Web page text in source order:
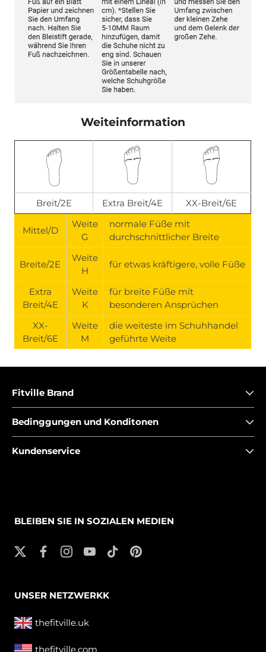
Weiteinformation
Breit/2E Extra Breit/4E XX-Breit/6E
Mittel/D
Weite
G
normale Füße mit
durchschnittlicher Breite
Breite/2E
Weite
H
für etwas kräftigere, volle Füße
Extra
Breit/4E
Weite
K
für breite Füße mit
besonderen Ansprüchen
XX-
Breit/6E
Weite
M
die weiteste im Schuhhandel
geführte Weite
Fitville Brand
Bedinggungen und Konditonen
Kundenservice
BLEIBEN SIE IN SOZIALEN MEDIEN
UNSER NETZWERKK
thefitville.uk
thefitville.com